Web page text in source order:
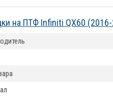
на ПТФ Infiniti QX60